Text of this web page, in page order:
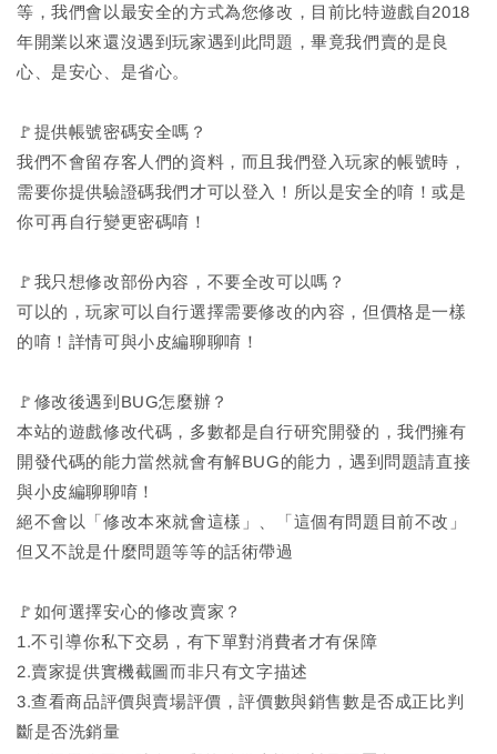
等，我們會以最安全的方式為您修改，目前比特遊戲自2018
年開業以來還沒遇到玩家遇到此問題，畢竟我們賣的是良
心、是安心、是省心。
🚩提供帳號密碼安全嗎？
我們不會留存客人們的資料，而且我們登入玩家的帳號時，
需要你提供驗證碼我們才可以登入！所以是安全的唷！或是
你可再自行變更密碼唷！
🚩我只想修改部份內容，不要全改可以嗎？
可以的，玩家可以自行選擇需要修改的內容，但價格是一樣
的唷！詳情可與小皮編聊聊唷！
🚩修改後遇到BUG怎麼辦？
本站的遊戲修改代碼，多數都是自行研究開發的，我們擁有
開發代碼的能力當然就會有解BUG的能力，遇到問題請直接
與小皮編聊聊唷！
絕不會以「修改本來就會這樣」、「這個有問題目前不改」
但又不說是什麼問題等等的話術帶過
🚩如何選擇安心的修改賣家？
1.不引導你私下交易，有下單對消費者才有保障
2.賣家提供實機截圖而非只有文字描述
3.查看商品評價與賣場評價，評價數與銷售數是否成正比判
斷是否洗銷量